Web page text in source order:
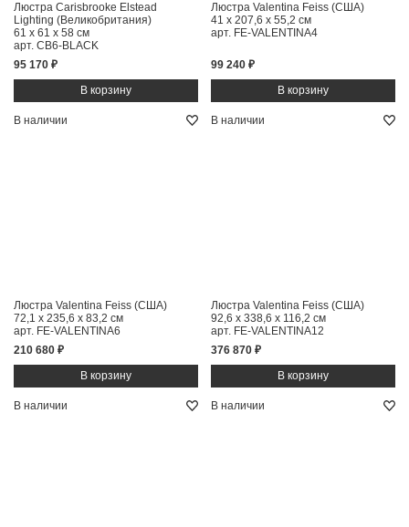
Люстра Carisbrooke Elstead
Lighting (Великобритания)
61 x 61 x 58 см
арт. CB6-BLACK
95 170 ₽
Люстра Valentina Feiss (США)
41 x 207,6 x 55,2 см
арт. FE-VALENTINA4
99 240 ₽
В наличии
Люстра Valentina Feiss (США)
72,1 x 235,6 x 83,2 см
арт. FE-VALENTINA6
210 680 ₽
В наличии
Люстра Valentina Feiss (США)
92,6 x 338,6 x 116,2 см
арт. FE-VALENTINA12
376 870 ₽
В наличии В наличии